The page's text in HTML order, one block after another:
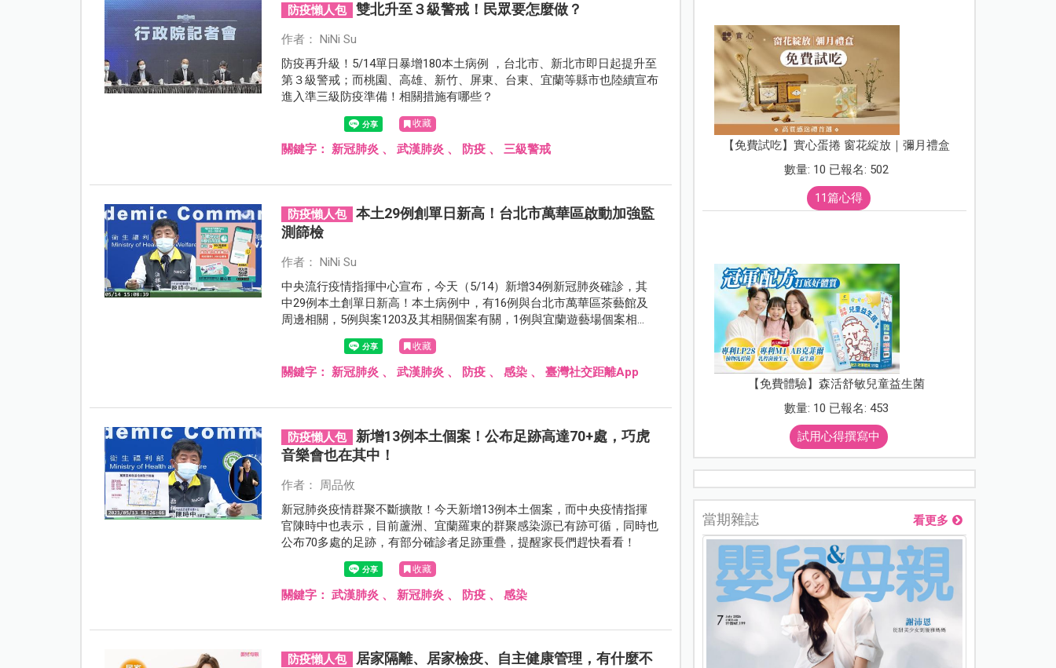
防疫懶人包 雙北升至３級警戒！民眾要怎麼做？
作者： NiNi Su
防疫再升級！5/14單日暴增180本土病例 ，台北市、新北市即日起提升至
第３級警戒；而桃園、高雄、新竹、屏東、台東、宜蘭等縣市也陸續宣布
進入準三級防疫準備！相關措施有哪些？
收藏
關鍵字：新冠肺炎 、武漢肺炎 、 防疫 、三級警戒
防疫懶人包
本土29例創單日新高！台北市萬華區啟動加強監
測篩檢
作者： NiNi Su
中央流行疫情指揮中心宣布，今天（5/14）新增34例新冠肺炎確診，其
中29例本土創單日新高！本土病例中，有16例與台北市萬華區茶藝館及
周邊相關，5例與案1203及其相關個案有關，1例與宜蘭遊藝場個案相
關，7例尚查無相關性。而因應疫情升溫，防疫APP「臺灣社交距離」下
載熱度也攀升，鼓勵民眾參與防疫，衛福部疾管署也推出抽獎活動。
收藏
關鍵字：新冠肺炎 、武漢肺炎 、 防疫 、感染 、臺灣社交距離App
防疫懶人包
新增13例本土個案！公布足跡高達70+處，巧虎
音樂會也在其中！
作者： 周品攸
新冠肺炎疫情群聚不斷擴散！今天新增13例本土個案，而中央疫情指揮
官陳時中也表示，目前蘆洲、宜蘭羅東的群聚感染源已有跡可循，同時也
公布70多處的足跡，有部分確診者足跡重疊，提醒家長們趕快看看！
收藏
關鍵字：武漢肺炎 、 新冠肺炎 、 防疫 、感染
防疫懶人包
居家隔離、居家檢疫、自主健康管理，有什麼不
【免費試吃】實心蛋捲 窗花綻放｜彌月禮盒
數量: 10 已報名: 502
11篇心得
【免費體驗】森活舒敏兒童益生菌
數量: 10 已報名: 453
試用心得撰寫中
當期雜誌 看更多